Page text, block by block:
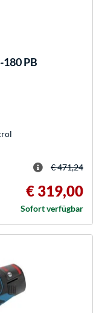
PB
€ 471,24
€ 319,00
Sofort verfügbar